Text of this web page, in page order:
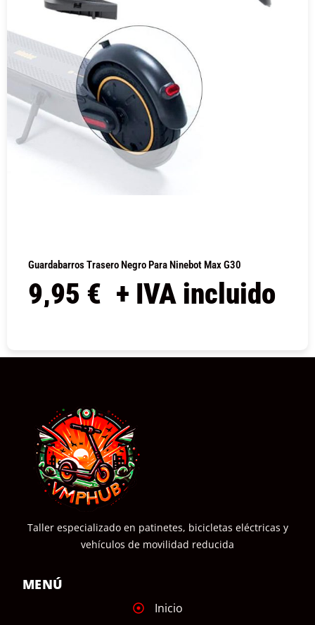
Guardabarros Trasero Negro Para Ninebot Max G30
9,95 € + IVA incluido
Taller especializado en patinetes, bicicletas eléctricas y
vehículos de movilidad reducida
MENÚ
Inicio